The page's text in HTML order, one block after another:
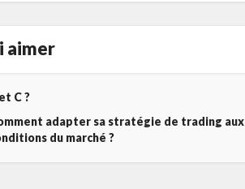
aimer
C ?
adapter sa stratégie de trading aux
du marché ?